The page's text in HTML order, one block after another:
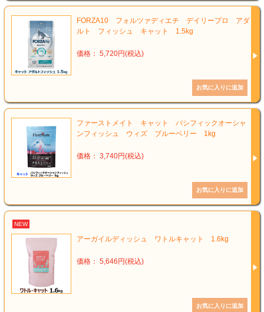
FORZA10 フォルツァディエチ デイリープロ アダ
ルト フィッシュ キャット 1.5kg
価格： 5,720円(税込)
ファーストメイト キャット パシフィックオーシャ
ンフィッシュ ウィズ ブルーベリー 1kg
価格： 3,740円(税込)
NEW
アーガイルディッシュ ワトルキャット 1.6kg
価格： 5,646円(税込)